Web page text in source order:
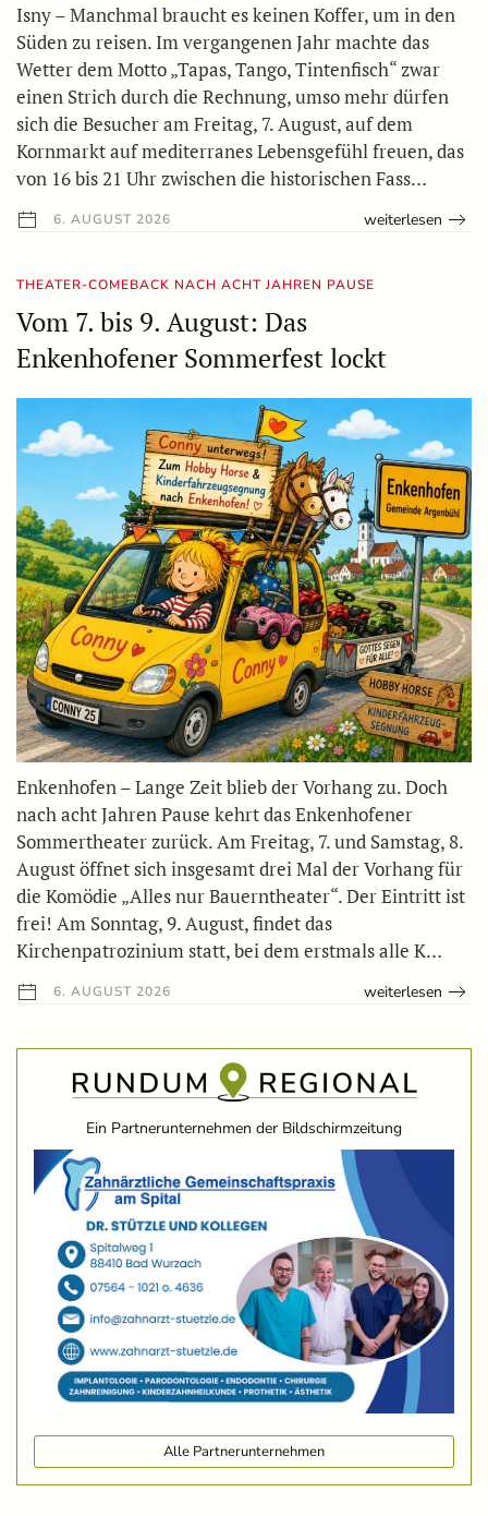
Isny – Manchmal braucht es keinen Koffer, um in den
Süden zu reisen. Im vergangenen Jahr machte das
Wetter dem Motto „Tapas, Tango, Tintenfisch“ zwar
einen Strich durch die Rechnung, umso mehr dürfen
sich die Besucher am Freitag, 7. August, auf dem
Kornmarkt auf mediterranes Lebensgefühl freuen, das
von 16 bis 21 Uhr zwischen die historischen Fass…
6. AUGUST 2026 weiterlesen
THEATER-COMEBACK NACH ACHT JAHREN PAUSE
Vom 7. bis 9. August: Das
Enkenhofener Sommerfest lockt
Enkenhofen – Lange Zeit blieb der Vorhang zu. Doch
nach acht Jahren Pause kehrt das Enkenhofener
Sommertheater zurück. Am Freitag, 7. und Samstag, 8.
August öffnet sich insgesamt drei Mal der Vorhang für
die Komödie „Alles nur Bauerntheater“. Der Eintritt ist
frei! Am Sonntag, 9. August, findet das
Kirchenpatrozinium statt, bei dem erstmals alle K…
6. AUGUST 2026 weiterlesen
Ein Partnerunternehmen der Bildschirmzeitung
Alle Partnerunternehmen